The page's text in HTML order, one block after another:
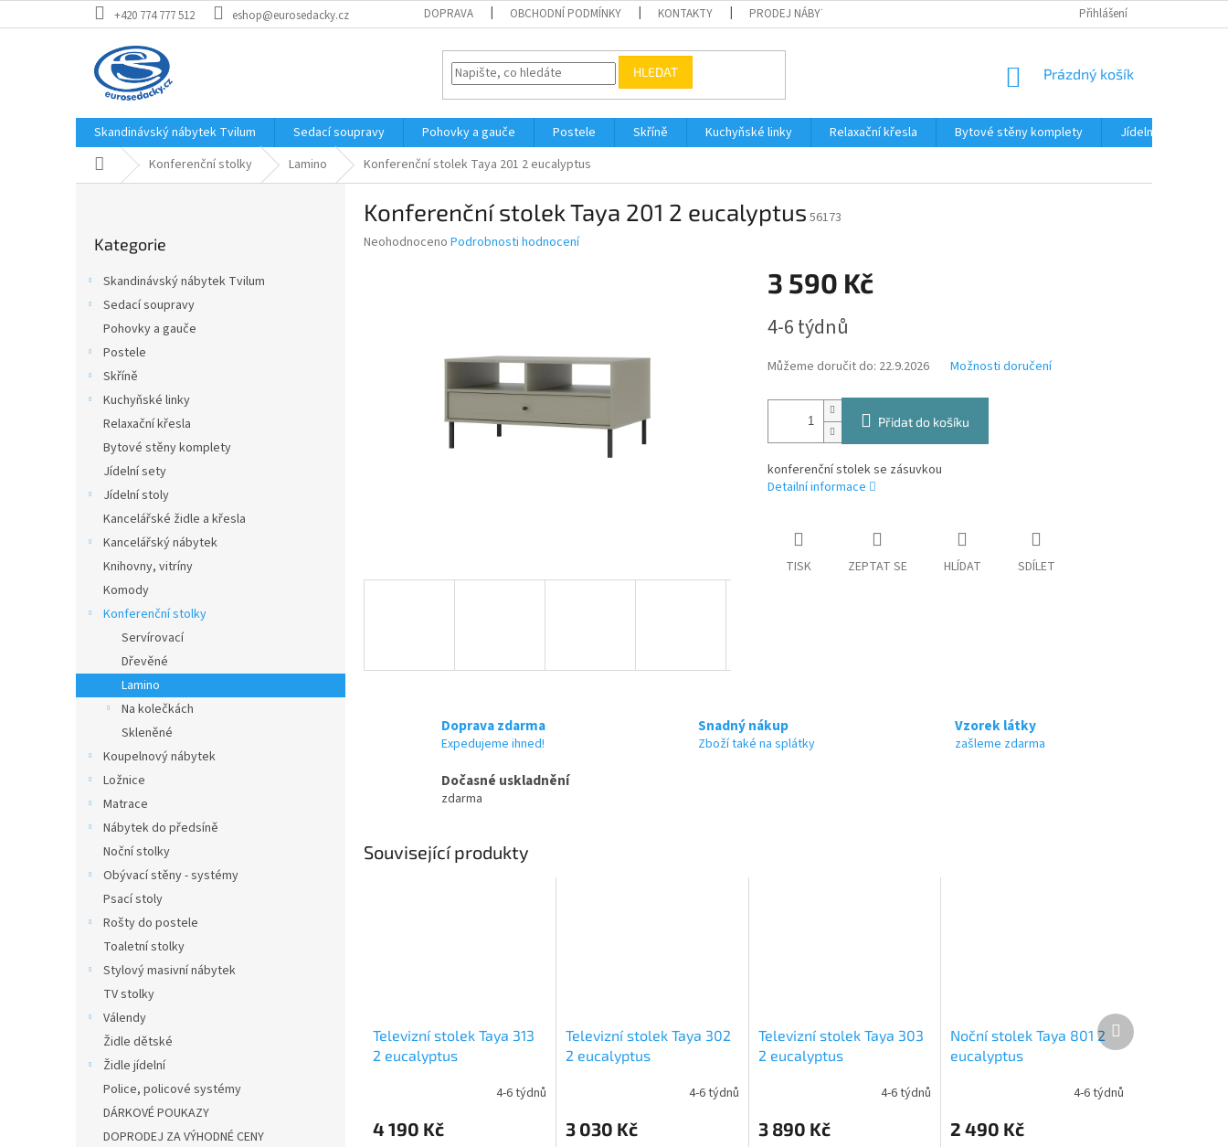
na
+420 774 777 512 eshop@eurosedacky.cz DOPRAVA OBCHODNÍ PODMÍNKY KONTAKTY PRODEJ NÁBYTKU NA SPLÁTKY PODMÍNKY OCHRANY
Přihlášení
HLEDAT
NÁKUPNÍ
Prázdný košík
Skandinávský nábytek Tvilum Sedací soupravy Pohovky a gauče Postele Skříně Kuchyňské linky Relaxační křesla Bytové stěny komplety Jídelní sety
Domů Konferenční stolky Lamino Konferenční stolek Taya 201 2 eucalyptus
kategorie
Kategorie
Skandinávský nábytek Tvilum
Sedací soupravy
Pohovky a gauče
Postele
Skříně
Kuchyňské linky
Relaxační křesla
Bytové stěny komplety
Jídelní sety
Jídelní stoly
Kancelářské židle a křesla
Kancelářský nábytek
Knihovny, vitríny
Komody
Konferenční stolky
Servírovací
Dřevěné
Lamino
Na kolečkách
Skleněné
Koupelnový nábytek
Ložnice
Matrace
Nábytek do předsíně
Noční stolky
Obývací stěny - systémy
Psací stoly
Rošty do postele
Toaletní stolky
Stylový masivní nábytek
TV stolky
Válendy
Židle dětské
Židle jídelní
Police, policové systémy
DÁRKOVÉ POUKAZY
DOPRODEJ ZA VÝHODNÉ CENY
Konferenční stolek Taya 201 2 eucalyptus 56173
Průměrné
Neohodnoceno Podrobnosti hodnocení
3 590 Kč
cena:
4-6 týdnů
Můžeme doručit do: 22.9.2026 Možnosti doručení
Přidat do košíku
konferenční stolek se zásuvkou
Detailní informace
TISK ZEPTAT SE HLÍDAT SDÍLET
Doprava zdarma
Expedujeme ihned!
Snadný nákup
Zboží také na splátky
Vzorek látky
zašleme zdarma
Dočasné uskladnění
zdarma
Související produkty
Televizní stolek Taya 313
2 eucalyptus
4-6 týdnů
4 190 Kč
Televizní stolek Taya 302
2 eucalyptus
4-6 týdnů
3 030 Kč
Televizní stolek Taya 303
2 eucalyptus
4-6 týdnů
3 890 Kč
Noční stolek Taya 801 2
eucalyptus
4-6 týdnů
2 490 Kč
Další
produkt